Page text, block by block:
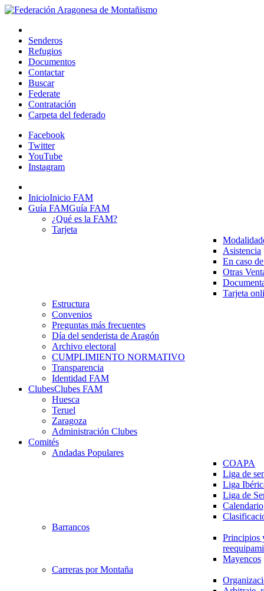
Senderos
Refugios
Documentos
Contactar
Buscar
Federate
Contratación
Carpeta del federado
Facebook
Twitter
YouTube
Instagram
InicioInicio FAM
Guía FAMGuía FAM
¿Qué es la FAM?
Tarjeta
Asistencia
En caso
Otras
Tarjeta
Estructura
Convenios
Preguntas más frecuentes
Día del senderista de Aragón
Archivo electoral
CUMPLIMIENTO NORMATIVO
Transparencia
Identidad FAM
ClubesClubes FAM
Huesca
Teruel
Zaragoza
Administración Clubes
Comités
Andadas Populares
COAPA
Liga de
Liga
Liga de
Calendario
Barrancos
Principios
Mayencos
Carreras por Montaña